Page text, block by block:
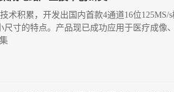
术积累，开发出国内首款4通道16位
尺寸的特点。产品现已成功应用于医疗成像